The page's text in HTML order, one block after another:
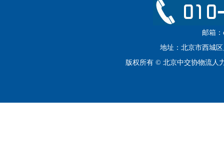
邮箱：
地址：北京市西城区
版权所有 © 北京中交协物流人